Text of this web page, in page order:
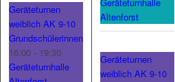
Altenforst
Geräteturnen
weiblich AK 9-10
Geräteturnen
weiblich AK 9-10
Grundschülerinnen
16:00 - 19:30
Geräteturnhalle